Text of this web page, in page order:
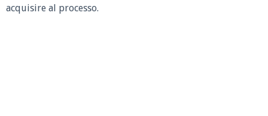
acquisire al processo.